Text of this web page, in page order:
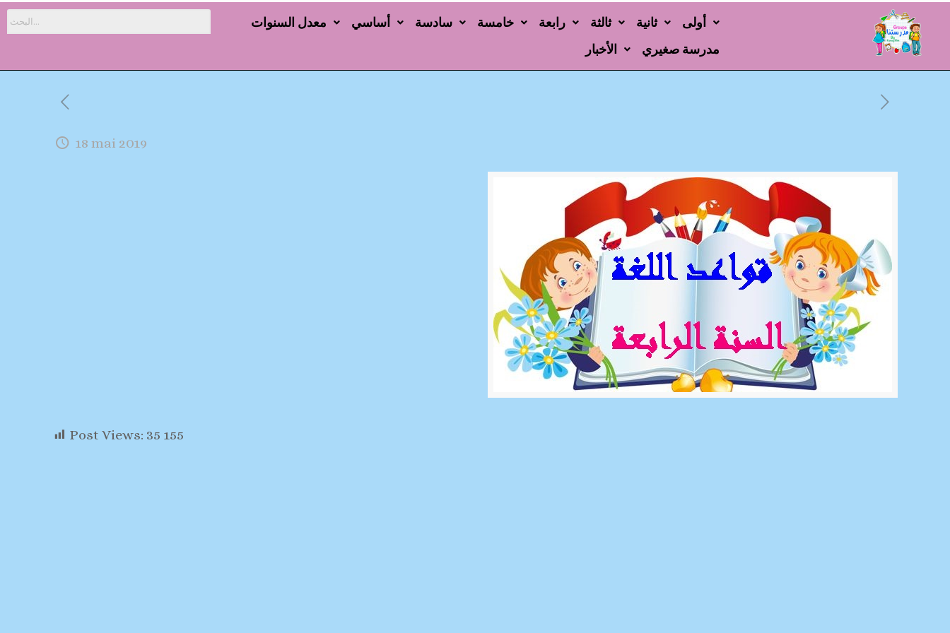
معدل السنوات أساسي سادسة خامسة رابعة ثالثة ثانية
أولى
الأخبار
مدرسة صغيري
18 mai 2019
Post Views: 35 155